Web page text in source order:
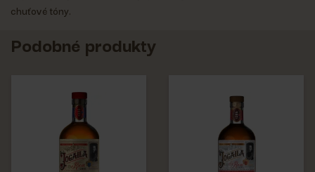
chuťové tóny.
Podobné produkty